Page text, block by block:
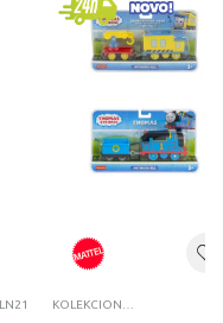
KOLEKCIONARSKE FIGURE I SETOVI